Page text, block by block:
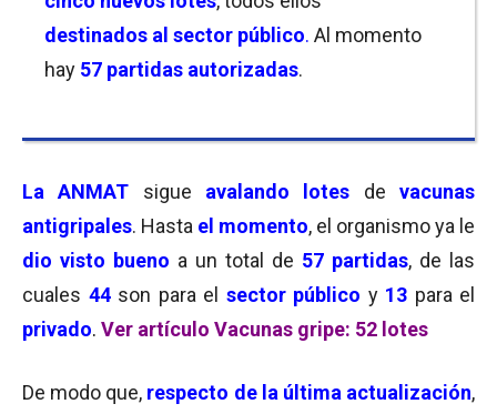
destinados al sector público. Al momento
hay 57 partidas autorizadas.
La ANMAT sigue avalando lotes devacunas
antigripales. Hasta el momento, el organismo ya le
dio visto bueno a un total de 57 partidas, de las
cuales 44son para el sector público y 13 para el
privado. Ver artículo Vacunas gripe: 52 lotes
De modo que, respecto de la última actualización,